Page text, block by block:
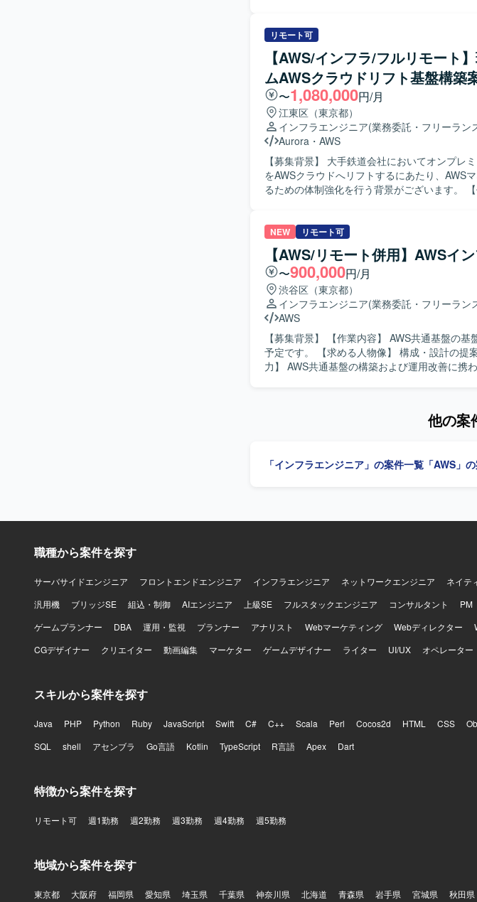
後はインフラエンジニア/SREとして、環境の
的には、開発およびサービス提供基盤のアー
築、SREとして環境の自動化や最適化などを行っていただきます
的にサービス基盤づくりに取り組み、非機能
ります。 長期的なサービス展開を見据え、チ
が望ましいです。 【ポジションの魅力】 サービスとして安全かつ継続的に運用するための基盤
づくりに深く関わることができます。 スモー
たプロジェクトであり、立ち上げフェーズか
す。 移動支援や地域交通の維持、ドライバー
ラ領域に挑戦できる点も大きな魅力です。 【開発環境】 クラウド：AWS または GCP 基盤：
EKS + マネージドサービス 言語：Go / React
処理設計 など
リモート可
【AWS/インフラ/フルリモート
ムAWSクラウドリフト基盤構築
〜1,080,000円/月
江東区（東京都）
インフラエンジニア(業務委託・フリーラン
Aurora ・ AWS
【募集背景】 大手鉄道会社においてオンプレ
をAWSクラウドへリフトするにあたり、AWS
るための体制強化を行う背景がございます。 【作業内容】 現場作業者向け作業管理システムの
性、セキュリティ、運用、コストなどの非機
コンテナ基盤、データベース、認証連携、監
いただきます。VPCやサブネット、NAT、
on Fargateを用いたコンテナ基盤設計、
用いたデータ基盤設計を行っていただきます
Config、IAM、KMSなどを用いたセキュリティ
GitHub ActionsやCodePipeline等を用いたコン
ン構築も担当いただきます。さらに、オフィ
ネットワーク設定や、障害対応、バックアッ
設計も行っていただきます。 【求める人物像】 非機能要件から設計、IaC実装、運用設計まで
一人で完結できる自走力をお持ちの方を求め
つ、AWSマネージドサービスへ適切に置き換
きます。非機能要件定義から設計、IaC実装、
ウドアーキテクトとしてのスキルを総合的に
NEW リモート可
【AWS/リモート併用】AWSイ
〜900,000円/月
渋谷区（東京都）
インフラエンジニア(業務委託・フリーラン
AWS
【募集背景】 【作業内容】 AWS共通基盤の基盤構築を行います。現行運用の改善にも取り組む
予定です。 【求める人物像】 構成・設計の提案ができる方を求めています。 【ポジションの魅
力】 AWS共通基盤の構築および運用改善に携わることがで
他の案
「インフラエンジニア」の案件一覧 「AWS」
職種から案件を探す
サーバサイドエンジニア フロントエンドエンジニア インフラエンジニア ネットワークエンジニア ネイテ
汎用機
ブリッジSE 組込・制御 AIエンジニア 上級SE フルスタックエンジニア コンサルタント PM
ゲームプランナー
DBA 運用・監視 プランナー アナリスト Webマーケティング Webディレクター
CGデザイナー
クリエイター 動画編集 マーケター ゲームデザイナー ライター UI/UX オペレーター
スキルから案件を探す
Java PHP Python Ruby JavaScript Swift C# C++ Scala Perl Cocos2d HTML CSS
SQL
shell アセンブラ Go言語 Kotlin TypeScript R言語 Apex Dart
特徴から案件を探す
リモート可 週1勤務 週2勤務 週3勤務 週4勤務 週5勤務
地域から案件を探す
東京都 大阪府 福岡県 愛知県 埼玉県 千葉県 神奈川県 北海道 青森県 岩手県 宮城県 秋田県